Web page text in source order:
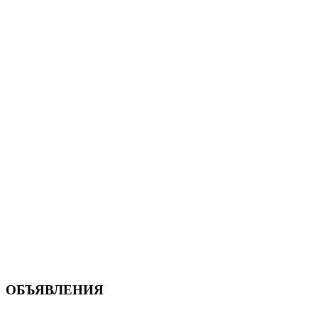
ОБЪЯВЛЕНИЯ